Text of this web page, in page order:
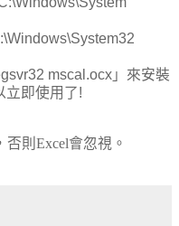
mscal.ocx」來安裝
立即使用了!
否則 Excel會忽視。